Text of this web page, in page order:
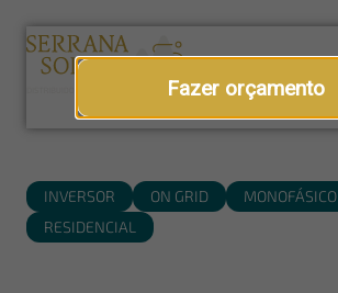
Fazer orçamento
INVERSOR ON GRID MONOFÁSICO
RESIDENCIAL